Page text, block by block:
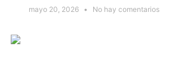
mayo 20, 2026 No hay comentarios